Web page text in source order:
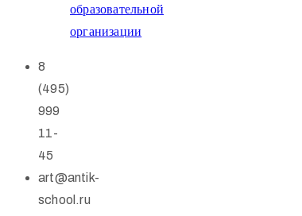
образовательной
организации
8
(495)
999
11-
45
art@antik-
school.ru